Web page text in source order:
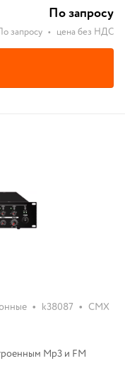
По запросу
запросу • цена без НДС
• k38087 • CMX
Mp3 и FM